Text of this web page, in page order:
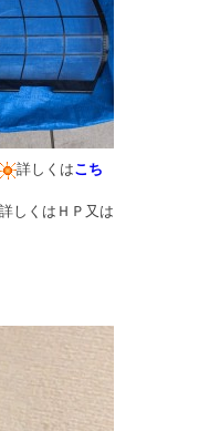
詳しくはこち
詳しくはＨＰ又は